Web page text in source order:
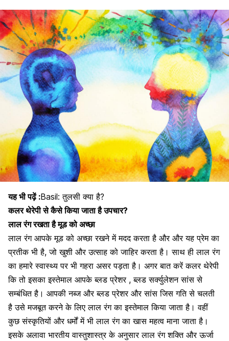
यह भी पढ़ें :Basil: तुलसी क्या है?
कलर थेरेपी से कैसे किया जाता है उपचार?
लाल रंग रखता है मूड को अच्छा
लाल रंग आपके मूड को अच्छा रखने में मदद करता है और और यहप्रेमका
प्रतीक भी है, जो खुशी और उत्साह को जाहिर करता है। साथ ही लाल रंग
का हमारेस्वास्थ्य पर भी गहरा असर पड़ता है। अगर बात करें कलर थेरेपी
कि तो इसका इस्तेमाल आपके ब्लड प्रेशर , ब्लड सर्क्युलेशनसांससे
सम्बंधित है। आपकी नब्ज और ब्लड प्रेशर और सांस जिस गति से चलती
है उसे मजबूत करने के लिए लाल रंग का इस्तेमाल किया जाता है। वहीं
कुछ संस्कृतियों और धर्मों में भी लाल रंग का खास महत्व माना जाता है।
इसके अलावा भारतीय वास्तुशास्त्र के अनुसार लाल रंग शक्ति और ऊर्जा